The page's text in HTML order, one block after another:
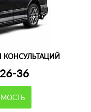
КОНСУЛЬТАЦИЙ
36